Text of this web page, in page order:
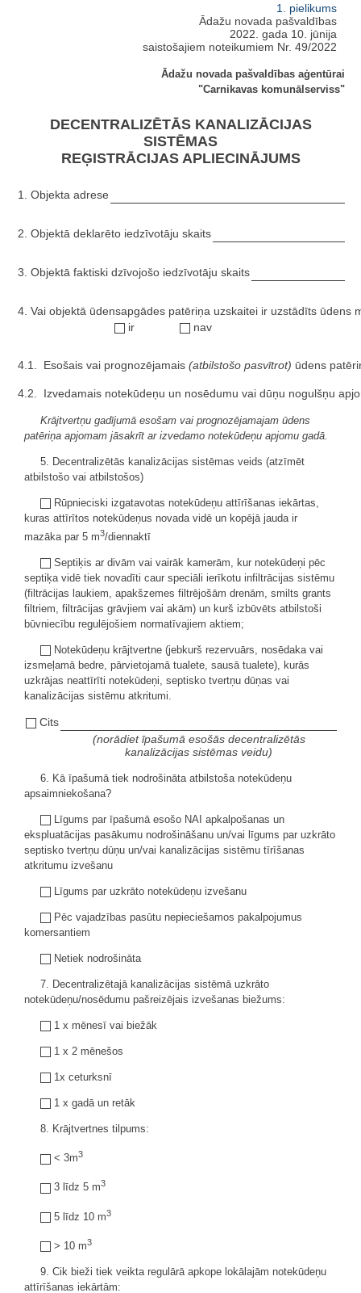
1. pielikums
Ādažu novada pašvaldības
2022. gada 10. jūnija
saistošajiem noteikumiem Nr. 49/2022
Ādažu novada pašvaldības aģentūrai
"Carnikavas komunālserviss"
DECENTRALIZĒTĀS KANALIZĀCIJAS
SISTĒMAS
REĢISTRĀCIJAS APLIECINĀJUMS
1. Objekta adrese
2. Objektā deklarēto iedzīvotāju skaits
3. Objektā faktiski dzīvojošo iedzīvotāju skaits
4. Vai objektā ūdensapgādes patēriņa uzskaitei ir uzstādīts ūdens
ir
nav
4.1. Esošais vai prognozējamais (atbilstošo pasvītrot) ūdens
4.2. Izvedamais notekūdeņu un nosēdumu vai dūņu nogulšņu
Krājtvertņu gadījumā esošam vai prognozējamajam ūdens
patēriņa apjomam jāsakrīt ar izvedamo notekūdeņu apjomu gadā.
5. Decentralizētās kanalizācijas sistēmas veids (atzīmēt
atbilstošo vai atbilstošos)
Rūpnieciski izgatavotas notekūdeņu attīrīšanas iekārtas,
kuras attīrītos notekūdeņus novada vidē un kopējā jauda ir
mazāka par 5 m3/diennaktī
Septiķis ar divām vai vairāk kamerām, kur notekūdeņi pēc
septiķa vidē tiek novadīti caur speciāli ierīkotu infiltrācijas sistēmu
(filtrācijas laukiem, apakšzemes filtrējošām drenām, smilts grants
filtriem, filtrācijas grāvjiem vai akām) un kurš izbūvēts atbilstoši
būvniecību regulējošiem normatīvajiem aktiem;
Notekūdeņu krājtvertne (jebkurš rezervuārs, nosēdaka vai
izsmeļamā bedre, pārvietojamā tualete, sausā tualete), kurās
uzkrājas neattīrīti notekūdeņi, septisko tvertņu dūņas vai
kanalizācijas sistēmu atkritumi.
Cits
(norādiet īpašumā esošās decentralizētās
kanalizācijas sistēmas veidu)
6. Kā īpašumā tiek nodrošināta atbilstoša notekūdeņu
apsaimniekošana?
Līgums par īpašumā esošo NAI apkalpošanas un
ekspluatācijas pasākumu nodrošināšanu un/vai līgums par uzkrāto
septisko tvertņu dūņu un/vai kanalizācijas sistēmu tīrīšanas
atkritumu izvešanu
Līgums par uzkrāto notekūdeņu izvešanu
Pēc vajadzības pasūtu nepieciešamos pakalpojumus
komersantiem
Netiek nodrošināta
7. Decentralizētajā kanalizācijas sistēmā uzkrāto
notekūdeņu/nosēdumu pašreizējais izvešanas biežums:
1 x mēnesī vai biežāk
1 x 2 mēnešos
1x ceturksnī
1 x gadā un retāk
8. Krājtvertnes tilpums:
< 3m3
3 līdz 5 m3
5 līdz 10 m3
> 10 m3
9. Cik bieži tiek veikta regulārā apkope lokālajām notekūdeņu
attīrīšanas iekārtām: